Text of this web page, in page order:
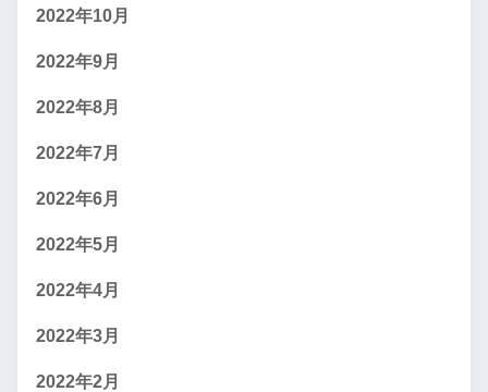
2022年10月
2022年9月
2022年8月
2022年7月
2022年6月
2022年5月
2022年4月
2022年3月
2022年2月